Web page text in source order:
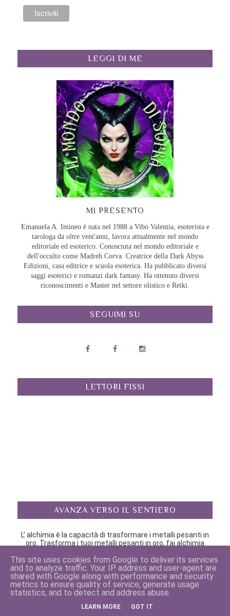
LEGGI DI ME
MI PRESENTO
Emanuela A. Imineo è nata nel 1988 a Vibo Valentia, esoterista e
tarologa da oltre vent'anni, lavora attualmente nel mondo
editoriale ed esoterico. Conosciuta nel mondo editoriale e
dell'occulto come Madreh Corva. Creatrice della Dark Abyss
Edizioni, casa editrice e scuola esoterica. Ha pubblicato diversi
saggi esoterici e romanzi dark fantasy. Ha ottenuto diversi
riconoscimenti e Master nel settore olistico e Reiki.
SEGUIMI SU
LETTORI FISSI
AVANZA VERSO IL SENTIERO
L’ alchimia è la capacità di trasformare i metalli pesanti in
oro. Trasforma i tuoi metalli pesanti in oro, fai alchimia
Decidi di creare la persona che desideri essere, tu sei il
mago e l’artista per crearti ogni giorno.
Paracelso.
This site uses cookies from Google to deliver its services
and to analyze traffic. Your IP address and user-agent are
shared with Google along with performance and security
metrics to ensure quality of service, generate usage
statistics, and to detect and address abuse.
LEARN MORE GOT IT